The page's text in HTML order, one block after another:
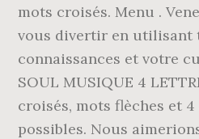
mots croisés. Menu .
vous divertir en utilisant
connaissances et votre
SOUL MUSIQUE 4
croisés, mots flèches et
possibles. Nous